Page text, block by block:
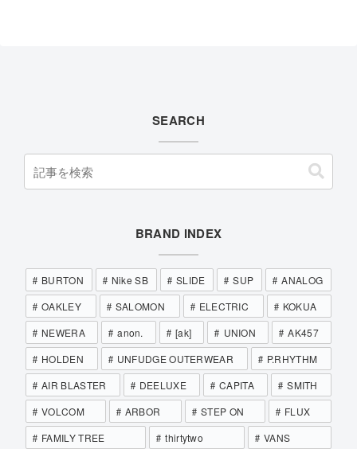
SEARCH
BRAND INDEX
BURTON Nike SB SLIDE SUP
ANALOG
OAKLEY
SALOMON ELECTRIC
KOKUA
NEWERA
anon. [ak] UNION
AK457
HOLDEN
UNFUDGE OUTERWEAR
P.RHYTHM
AIR BLASTER
DEELUXE CAPITA
SMITH
VOLCOM
ARBOR STEP ON
FLUX
FAMILY TREE
thirtytwo
VANS